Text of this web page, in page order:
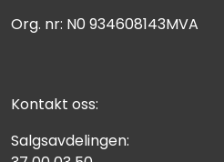
Org. nr: N0 934608143MVA
Kontakt oss:
Salgsavdelingen: